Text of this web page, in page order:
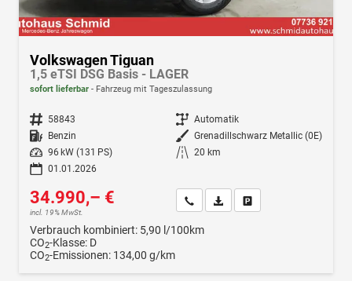
Volkswagen Tiguan
1,5 eTSI DSG Basis - LAGER
sofort lieferbar Fahrzeug mit Tageszulassung
Fahrzeugnr. 58843 Getriebe Automatik
Kraftstoff Benzin Außenfarbe Grenadillschwarz Metallic (0E)
Leistung
96 kW (131 PS) Kilometerstand 20 km
01.01.2026
34.990,– €
incl. 19% MwSt.
Wir rufen Sie anFahrzeugexposé (PDF)
Verbrauch kombiniert: 5,90 l/100km
CO2-Klasse: D
CO2-Emissionen: 134,00 g/km